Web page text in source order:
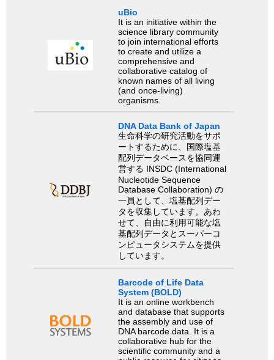
uBio
It is an initiative within the
science library community
to join international efforts
to create and utilize a
comprehensive and
collaborative catalog of
known names of all living
(and once-living)
organisms.
DNA Data Bank of Japan
生命科学の研究活動をサポ
ートするために、国際塩基
配列データベースを協同運
営する INSDC (International
Nucleotide Sequence
Database Collaboration) の
一員として、塩基配列デー
タを収集しています。あわ
せて、自由に利用可能な塩
基配列データとスーパーコ
ンピュータシステムを提供
しています。
Barcode of Life Data
System (BOLD)
It is an online workbench
and database that supports
the assembly and use of
DNA barcode data. It is a
collaborative hub for the
scientific community and a